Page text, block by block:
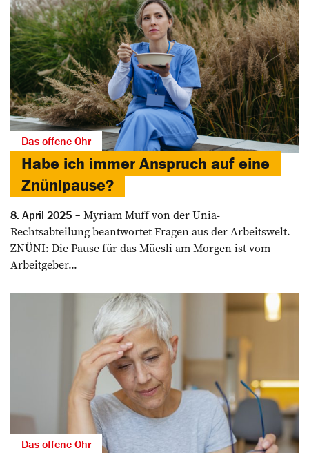
Das offene Ohr
Habe ich immer Anspruch auf eine
Znünipause?
8. April 2025
Myriam Muff von der Unia-
Rechtsabteilung beantwortet Fragen aus der Arbeitswelt.
ZNÜNI: Die Pause für das Müesli am Morgen ist vom
Arbeitgeber...
Das offene Ohr